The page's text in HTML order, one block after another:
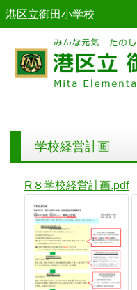
港区立御田小学校
学校経営計画
R８学校経営計画.pdf